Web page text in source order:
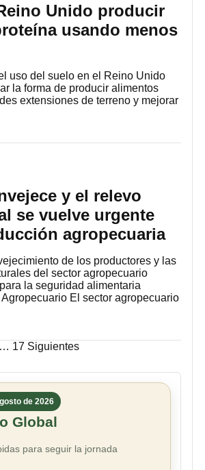
Unido producir
usando menos
uso del suelo en el Reino Unido
la forma de producir alimentos
extensiones de terreno y mejorar
y el relevo
se vuelve urgente
agropecuaria
de los productores y las
del sector agropecuario
la seguridad alimentaria
El sector agropecuario
… 17 Siguientes
de 2026
Global
para seguir la jornada